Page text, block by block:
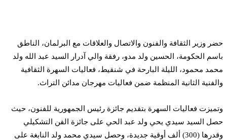
وزير الثقافة والفنون والاتصال والعلاقات مع البرلمان، الناطق
الحكومة، الحسين ولد مدو، رفقة والي آدرار السيد عبد الله ولد
محمود، الليلة البارحة في شنقيط، فعاليات السهرة الثقافية
الثانية المنظمة ضمن فعاليات مهرجان مدائن التراث.
فعاليات السهرة بتقديم جائزة رئيس الجمهورية للفنون، حيث
السيد سيدي يحي ولد عبد الحي على جائزة الفن التشكيلي
وقدرها (300) ألف أوقية جديدة، وحصل سيدي محمد ولد النابغة على